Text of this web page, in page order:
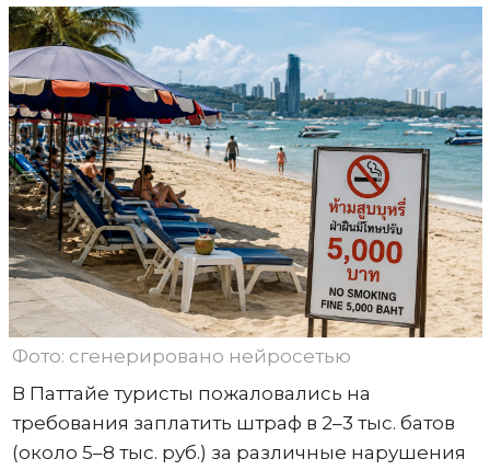
Фото: сгенерировано нейросетью
В Паттайе туристы пожаловались на
требования заплатить штраф в 2–3 тыс. батов
(около 5–8 тыс. руб.) за различные нарушения